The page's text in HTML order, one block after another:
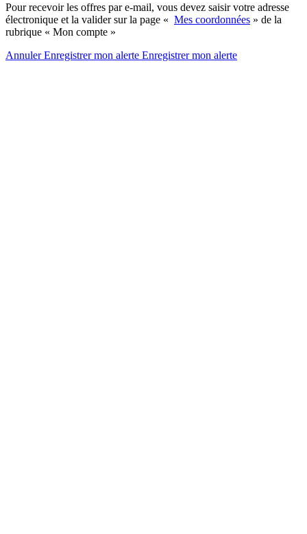
Pour recevoir les offres par e-mail, vous devez saisir votre adresse
électronique et la valider sur la page « Mes coordonnées » de la
rubrique « Mon compte »
AnnulerEnregistrer mon alerte Enregistrermon alerte